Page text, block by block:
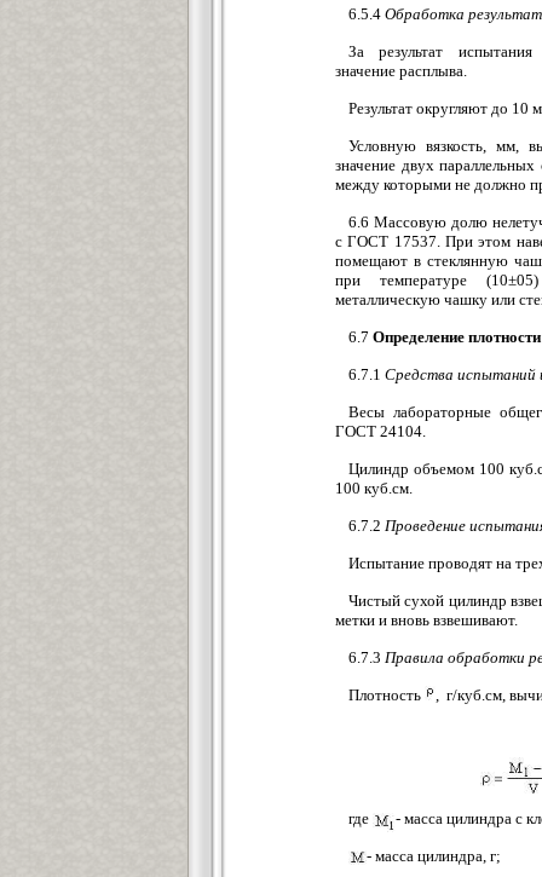
6.5.4 Обработка
За результат
значение расплыва.
Результат округляют до 10
Условную вязкость, мм,
значение двух
между которыми не должно
6.6 Массовую долю
с ГОСТ 17537. При этом
помещают в стеклянную
при температуре (10±05)
металлическую чашку или
6.7 Определение плотности
6.7.1 Средства испытаний
Весы лабораторные
ГОСТ 24104.
Цилиндр объемом 100
100 куб.см.
6.7.2 Проведение
Испытание проводят на
Чистый сухой цилиндр
метки и вновь взвешивают.
6.7.3 Правила обработки
Плотность , г/куб.см,
где - масса цилиндра с
- масса цилиндра, г;